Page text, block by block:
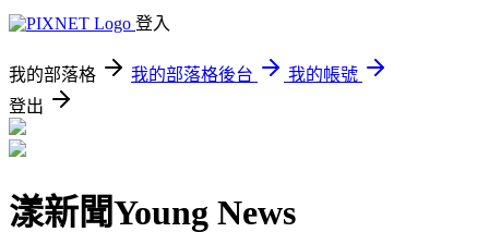
登入
我的部落格 我的部落格後台
我的帳號
登出
漾新聞Young News